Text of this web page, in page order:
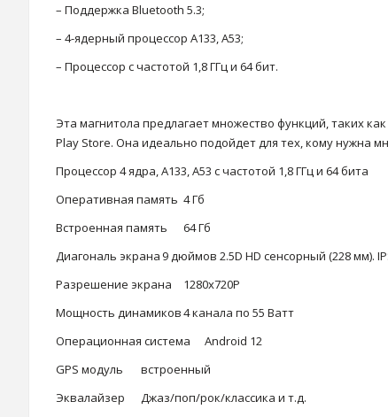
– Поддержка Bluetooth 5.3;
– 4-ядерный процессор А133, A53;
– Процессор с частотой 1,8 ГГц и 64 бит.
Эта магнитола предлагает множество функций, таких
Play Store. Она идеально подойдет для тех, кому нужна
Процессор 4 ядра, А133, A53 с частотой 1,8 ГГц и 64 бита
Оперативная память 4 Гб
Встроенная память
64 Гб
Диагональ экрана 9 дюймов 2.5D HD сенсорный (228 мм).
Разрешение экрана
1280x720Р
Мощность динамиков4 канала по 55 Ватт
Операционная система
Android 12
GPS модуль
встроенный
Эквалайзер
Джаз/поп/рок/классика и т.д.